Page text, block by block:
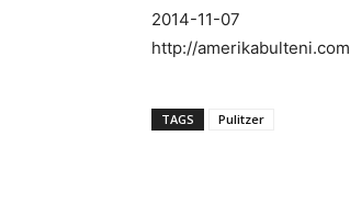
2014-11-07
http://amerikabulteni.com
TAGS Pulitzer